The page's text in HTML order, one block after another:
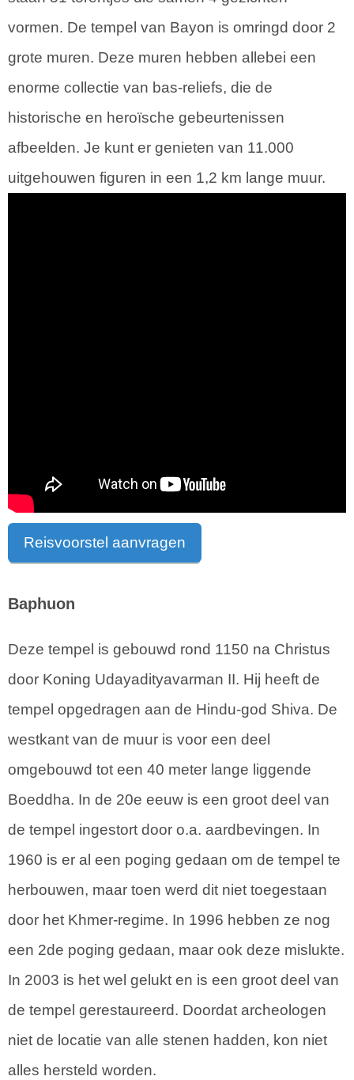
vormen. De tempel van Bayon is omringd door 2
grote muren. Deze muren hebben allebei een
enorme collectie van bas-reliefs, die de
historische en heroïsche gebeurtenissen
afbeelden. Je kunt er genieten van 11.000
uitgehouwen figuren in een 1,2 km lange muur.
Reisvoorstel aanvragen
Baphuon
Deze tempel is gebouwd rond 1150 na Christus
door Koning Udayadityavarman II. Hij heeft de
tempel opgedragen aan de Hindu-god Shiva. De
westkant van de muur is voor een deel
omgebouwd tot een 40 meter lange liggende
Boeddha. In de 20e eeuw is een groot deel van
de tempel ingestort door o.a. aardbevingen. In
1960 is er al een poging gedaan om de tempel te
herbouwen, maar toen werd dit niet toegestaan
door het Khmer-regime. In 1996 hebben ze nog
een 2de poging gedaan, maar ook deze mislukte.
In 2003 is het wel gelukt en is een groot deel van
de tempel gerestaureerd. Doordat archeologen
niet de locatie van alle stenen hadden, kon niet
alles hersteld worden.